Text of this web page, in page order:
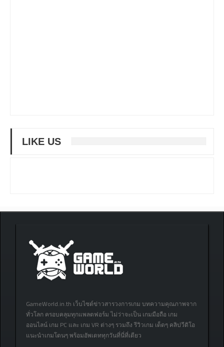
LIKE US
GameWorld.in.th เว็บไซต์ข่าวสารวงการเกม บทความคุณภาพจาก
ทั่วโลก ครอบคลุมทุกแพลตฟอร์ม ไม่ว่าจะเป็น เกมมือถือ เกม
ออนไลน์ เกม PC และ เกม VR ต่างๆ รวมถึง รีวิวเกม เด็ดๆ คลิปวีดิโอ
แนะนำเกมโดนๆ พร้อมอัพเดททุกวันที่นี่ที่เดียว